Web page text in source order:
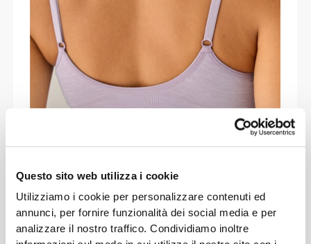
Questo sito web utilizza i cookie
Utilizziamo i cookie per personalizzare contenuti ed
annunci, per fornire funzionalità dei social media e per
analizzare il nostro traffico. Condividiamo inoltre
COMFORT IN
MOVIMENTO
Leggero e morbido come la seta, il
Reggiseno Daily Triangle si adatta a ogni tuo